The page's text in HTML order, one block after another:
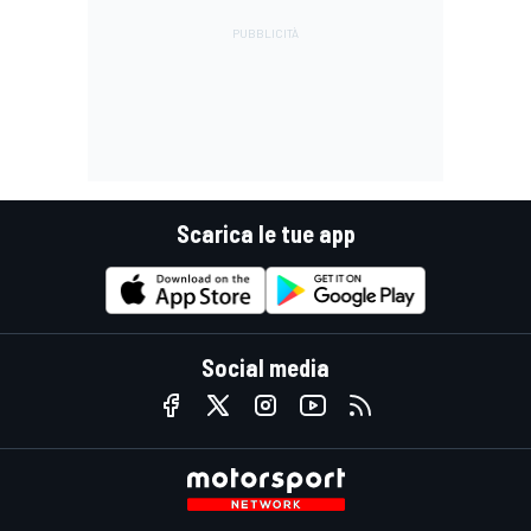
Scarica le tue app
Social media